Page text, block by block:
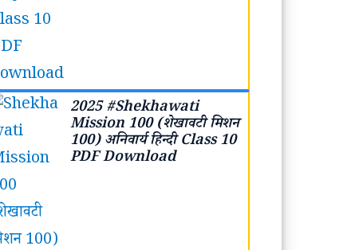
2025 #Shekhawati
Mission 100 (शेखावटी मिशन
100) अनिवार्य हिन्दी Class 10
PDF Download